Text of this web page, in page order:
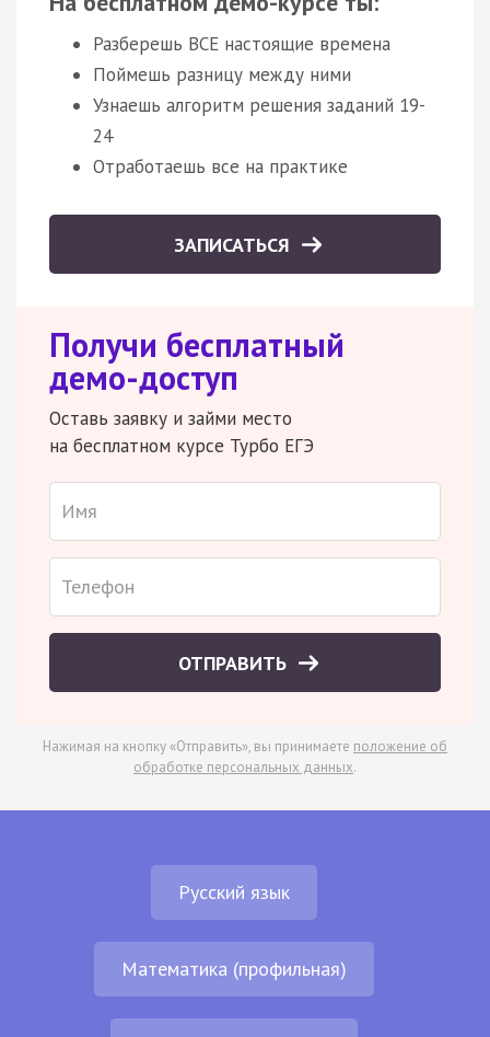
Разберешь ВСЕ настоящие времена
Поймешь разницу между ними
Узнаешь алгоритм решения заданий 19-
24
Отработаешь все на практике
ЗАПИСАТЬСЯ
Получи бесплатный
демо-доступ
Оставь заявку и займи место
на бесплатном курсе Турбо ЕГЭ
ОТПРАВИТЬ
Нажимая на кнопку «Отправить», вы принимаете положение об
обработке персональных данных.
Русский язык
Математика (профильная)